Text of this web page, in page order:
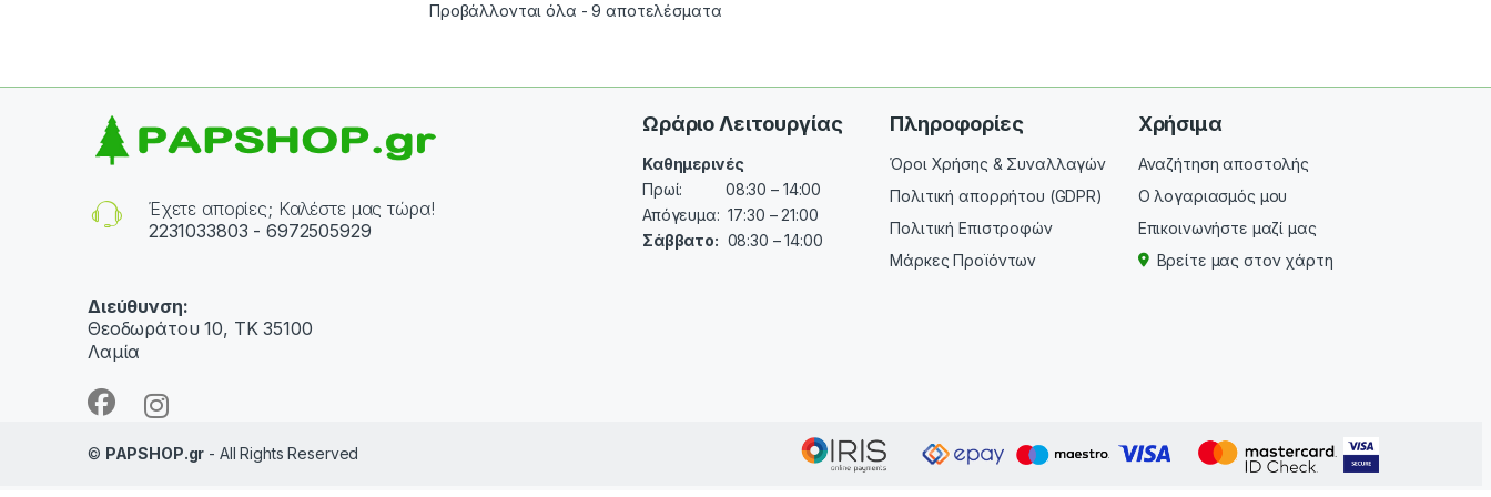
Προβάλλονται όλα - 9 αποτελέσματα
Έχετε απορίες; Καλέστε μας τώρα!
2231033803 - 6972505929
Διεύθυνση:
Θεοδωράτου 10, ΤΚ 35100
Λαμία
Ωράριο Λειτουργίας
Καθημερινές
Πρωί: 08:30 – 14:00
Απόγευμα: 17:30 – 21:00
Σάββατο: 08:30 – 14:00
Πληροφορίες
Όροι Χρήσης & Συναλλαγών
Πολιτική απορρήτου (GDPR)
Πολιτική Επιστροφών
Μάρκες Προϊόντων
Χρήσιμα
Αναζήτηση αποστολής
Ο λογαριασμός μου
Επικοινωνήστε μαζί μας
Βρείτε μας στον χάρτη
© PAPSHOP.gr - All Rights Reserved